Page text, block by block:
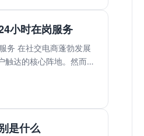
小时在岗服务
务 在社交电商蓬勃发展
触达的核心阵地。然而，
是什么